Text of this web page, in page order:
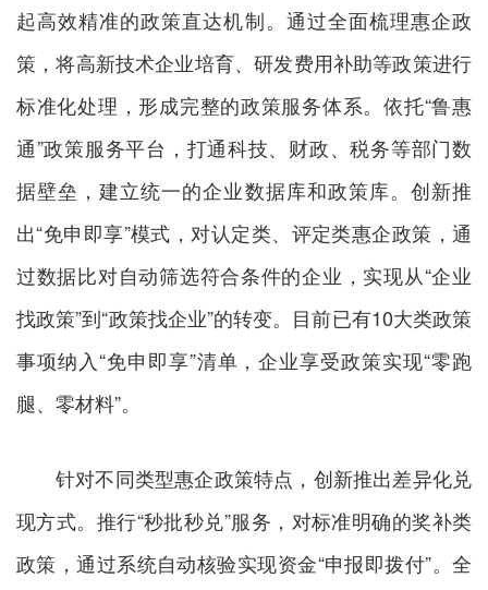
起高效精准的政策直达机制。通过全面梳理惠企政
策，将高新技术企业培育、研发费用补助等政策进行
标准化处理，形成完整的政策服务体系。依托“鲁惠
通”政策服务平台，打通科技、财政、税务等部门数
据壁垒，建立统一的企业数据库和政策库。创新推
出“免申即享”模式，对认定类、评定类惠企政策，通
过数据比对自动筛选符合条件的企业，实现从“企业
找政策”到“政策找企业”的转变。目前已有10大类政策
事项纳入“免申即享”清单，企业享受政策实现“零跑
腿、零材料”。
针对不同类型惠企政策特点，创新推出差异化兑
现方式。推行“秒批秒兑”服务，对标准明确的奖补类
政策，通过系统自动核验实现资金“申报即拨付”。全